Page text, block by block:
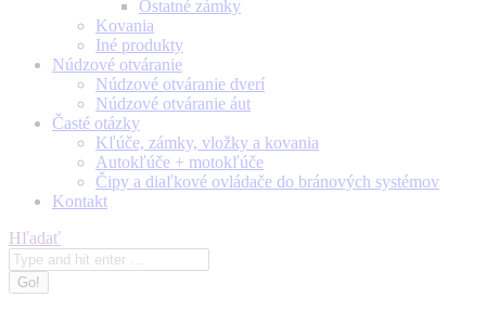
Ostatné zámky
Kovania
Iné produkty
Núdzové otváranie
Núdzové otváranie dverí
Núdzové otváranie áut
Časté otázky
Kľúče, zámky, vložky a kovania
Autokľúče + motokľúče
Čipy a diaľkové ovládače do bránových systémov
Kontakt
Search:
Hľadať